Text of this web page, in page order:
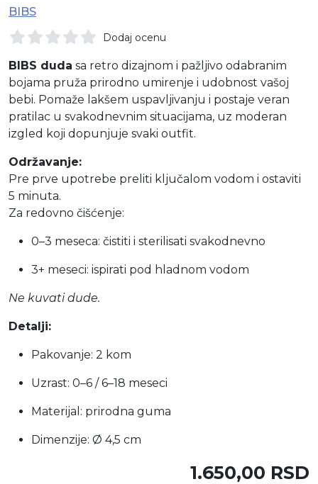
BIBS
Dodaj ocenu
BIBS duda sa retro dizajnom i pažljivo odabranim
bojama pruža prirodno umirenje i udobnost vašoj
bebi. Pomaže lakšem uspavljivanju i postaje veran
pratilac u svakodnevnim situacijama, uz moderan
izgled koji dopunjuje svaki outfit.
Održavanje:
Pre prve upotrebe preliti ključalom vodom i ostaviti
5 minuta.
Za redovno čišćenje:
0–3 meseca: čistiti i sterilisati svakodnevno
3+ meseci: ispirati pod hladnom vodom
Ne kuvati dude.
Detalji:
Pakovanje: 2 kom
Uzrast: 0–6 / 6–18 meseci
Materijal: prirodna guma
Dimenzije: Ø 4,5 cm
1.650,00 RSD